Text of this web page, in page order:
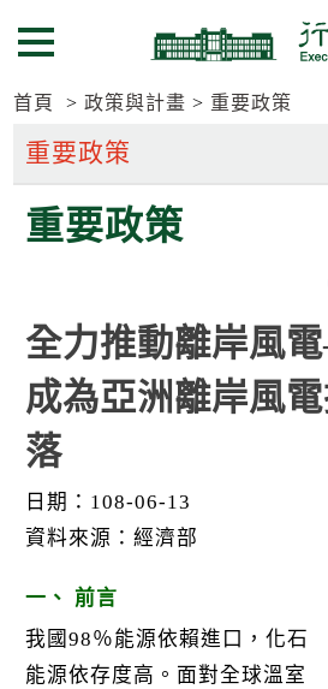
到
要
區
到
要
區
選單按鈕
首頁 政策與計畫 重要政策
重要政策
全力推動離岸風
成為亞洲離岸風
落
日期：108-06-13
資料來源：經濟部
一、 前言
我國98％能源依賴進口，化石
能源依存度高。面對全球溫室